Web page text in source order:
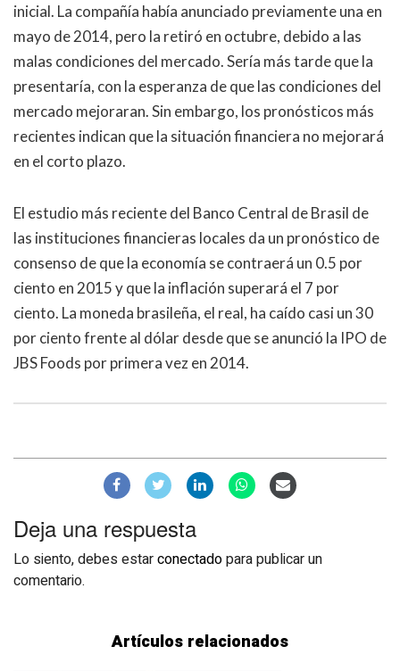
inicial. La compañía había anunciado previamente una en
mayo de 2014, pero la retiró en octubre, debido a las
malas condiciones del mercado. Sería más tarde que la
presentaría, con la esperanza de que las condiciones del
mercado mejoraran. Sin embargo, los pronósticos más
recientes indican que la situación financiera no mejorará
en el corto plazo.
El estudio más reciente del Banco Central de Brasil de
las instituciones financieras locales da un pronóstico de
consenso de que la economía se contraerá un 0.5 por
ciento en 2015 y que la inflación superará el 7 por
ciento. La moneda brasileña, el real, ha caído casi un 30
por ciento frente al dólar desde que se anunció la IPO de
JBS Foods por primera vez en 2014.
Deja una respuesta
Lo siento, debes estarconectadopara publicar un
comentario.
Artículos relacionados